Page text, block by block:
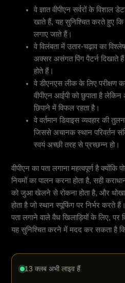
वे ज्ञात वीपीएन सर्वरों के
खाते हैं, यह सुनिश्चित करते हुए कि
लगाए जाते हैं।
वे विलंबता में उतार-चढ़ाव का
अक्सर असंगत पिंग पैटर्न दिखाते
होते हैं।
वे डीएनएस लीक के लिए परीक्षण
वीपीएन आईपी को छुपाता है लेकिन
छिपाने में विफल रहता है।
वे वर्तमान डिवाइस व्यवहार की
जिससे अचानक स्थान परिवर्तन
स्वयं अच्छी तरह से प्रच्छन्न हो।
वीपीएन का पता लगाना महत्वपूर्ण है क्योंकि
नियमों का पालन करना होता है, सही
को जुआ खेलने से रोकना होता है, और
होता है जो स्थान स्पूफिंग पर निर्भर करते
पता लगाने वाले वैध खिलाड़ियों के लिए, पर
यह सुनिश्चित करने में मदद कर सकता है
13 क्लब अभी लाइव हैं